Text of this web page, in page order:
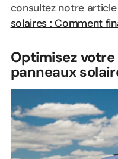
consultez notre
solaires : Comment
Optimisez
panneaux